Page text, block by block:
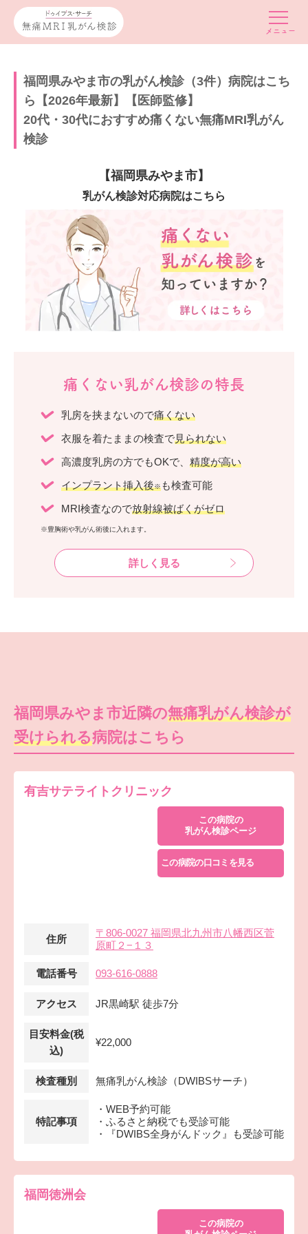
福岡県みやま市の乳がん検診（3件）病院はこち
ら【2026年最新】【医師監修】
20代・30代におすすめ痛くない無痛MRI乳がん
検診
【福岡県みやま市】
乳がん検診対応病院はこちら
痛くない乳がん検診の特長
乳房を挟まないので痛くない
衣服を着たままの検査で見られない
高濃度乳房の方でもOKで、 精度が高い
インプラント挿入後※ も検査可能
MRI検査なので放射線被ばくがゼロ
※豊胸術や乳がん術後に入れます。
詳しく見る
福岡県みやま市近隣の無痛乳がん検診が
受けられる病院はこちら
有吉サテライトクリニック
この病院の
乳がん検診ページ
この病院の口コミを見る
住所
〒806-0027 福岡県北九州市八幡西区菅
原町２−１３
電話番号 093-616-0888
アクセス JR黒崎駅 徒歩7分
目安料金(税
込)
¥22,000
検査種別 無痛乳がん検診（DWIBSサーチ）
特記事項
・WEB予約可能
・ふるさと納税でも受診可能
・『DWIBS全身がんドック』も受診可能
福岡徳洲会
この病院の